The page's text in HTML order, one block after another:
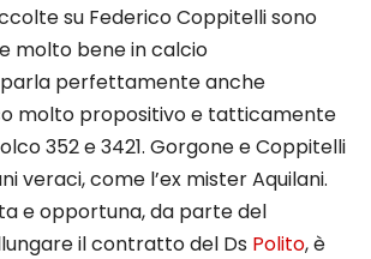
su Federico Coppitelli sono
molto bene in calcio
perfettamente anche
molto propositivo e tatticamente
352 e 3421. Gorgone e Coppitelli
veraci, come l’ex mister Aquilani.
e opportuna, da parte del
il contratto del Ds Polito, è